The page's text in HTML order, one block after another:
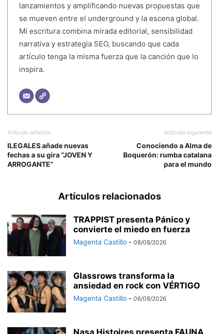
lanzamientos y amplificando nuevas propuestas que
se mueven entre el underground y la escena global.
Mi escritura combina mirada editorial, sensibilidad
narrativa y estrategia SEO, buscando que cada
artículo tenga la misma fuerza que la canción que lo
inspira.
Artículo anterior
ILEGALES añade nuevas
fechas a su gira “JOVEN Y
ARROGANTE”
Artículo siguiente
Conociendo a Alma de
Boquerón: rumba catalana
para el mundo
Artículos relacionados
TRAPPIST presenta Pánico y
convierte el miedo en fuerza
Magenta Castillo - 08/08/2026
Glassrows transforma la
ansiedad en rock con VÉRTIGO
Magenta Castillo - 06/08/2026